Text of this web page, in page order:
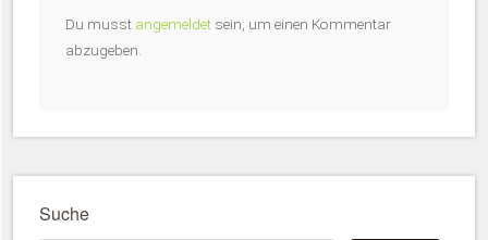
Du musst angemeldet sein, um einen Kommentar
abzugeben.
Suche